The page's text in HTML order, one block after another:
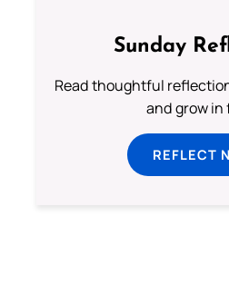
Sunday
Read thoughtful
and grow in
REFLECT